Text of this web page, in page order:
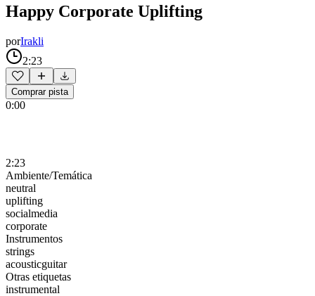
Happy Corporate Uplifting
porIrakli
2:23
Comprar pista
0:00
2:23
Ambiente/Temática
neutral
uplifting
socialmedia
corporate
Instrumentos
strings
acousticguitar
Otras etiquetas
instrumental